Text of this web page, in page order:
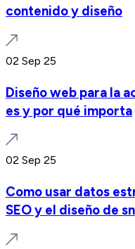
contenido y diseño
02 Sep 25
Diseño web para la
es y por qué importa
02 Sep 25
Como usar datos
SEO y el diseño de